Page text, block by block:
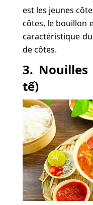
est les jeunes
côtes, le bouillon
caractéristique
de côtes.
3. Nouilles
tế)